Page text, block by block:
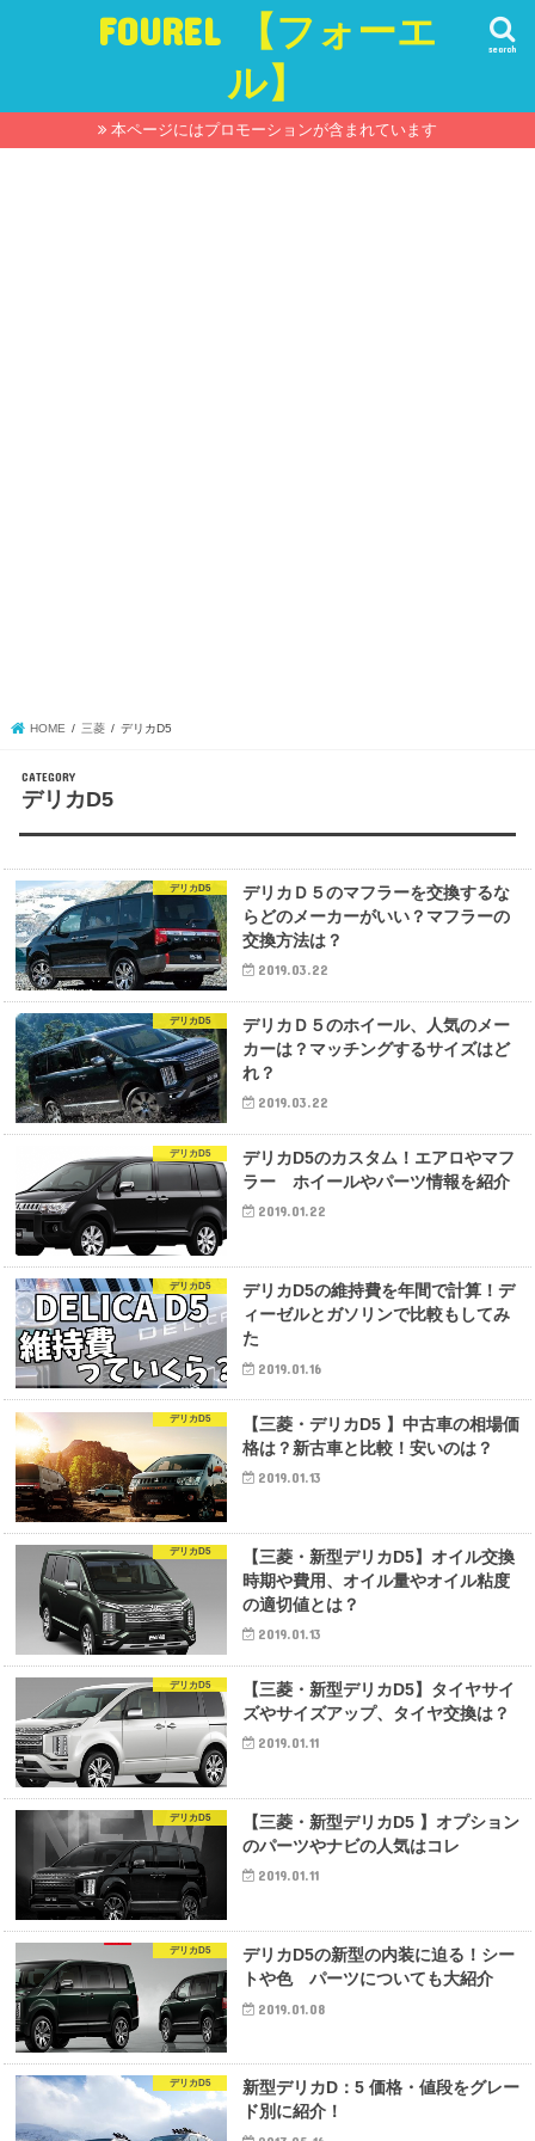
FOUREL 【フォーエ
ル】
search
本ページにはプロモーションが含まれています
HOME 三菱 デリカD5
デリカD5
デリカD5
デリカＤ５のマフラーを交換するな
らどのメーカーがいい？マフラーの
交換方法は？
2019.03.22
デリカD5
デリカＤ５のホイール、人気のメー
カーは？マッチングするサイズはど
れ？
2019.03.22
デリカD5
デリカD5のカスタム！エアロやマフ
ラー ホイールやパーツ情報を紹介
2019.01.22
デリカD5
デリカD5の維持費を年間で計算！デ
ィーゼルとガソリンで比較もしてみ
た
2019.01.16
デリカD5
【三菱・デリカD5 】中古車の相場価
格は？新古車と比較！安いのは？
2019.01.13
デリカD5
【三菱・新型デリカD5】オイル交換
時期や費用、オイル量やオイル粘度
の適切値とは？
2019.01.13
デリカD5
【三菱・新型デリカD5】タイヤサイ
ズやサイズアップ、タイヤ交換は？
2019.01.11
デリカD5
【三菱・新型デリカD5 】オプション
のパーツやナビの人気はコレ
2019.01.11
デリカD5
デリカD5の新型の内装に迫る！シー
トや色 パーツについても大紹介
2019.01.08
デリカD5
新型デリカD：5 価格・値段をグレー
ド別に紹介！